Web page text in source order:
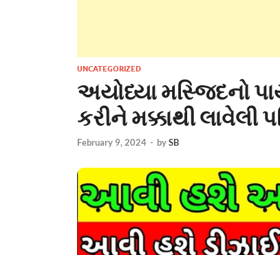
UNCATEGORIZED
અયોધ્યા મસ્જિદનો
કરીને મક્કાથી લાવેલી
February 9, 2024 - bySB